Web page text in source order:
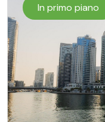
In primo piano